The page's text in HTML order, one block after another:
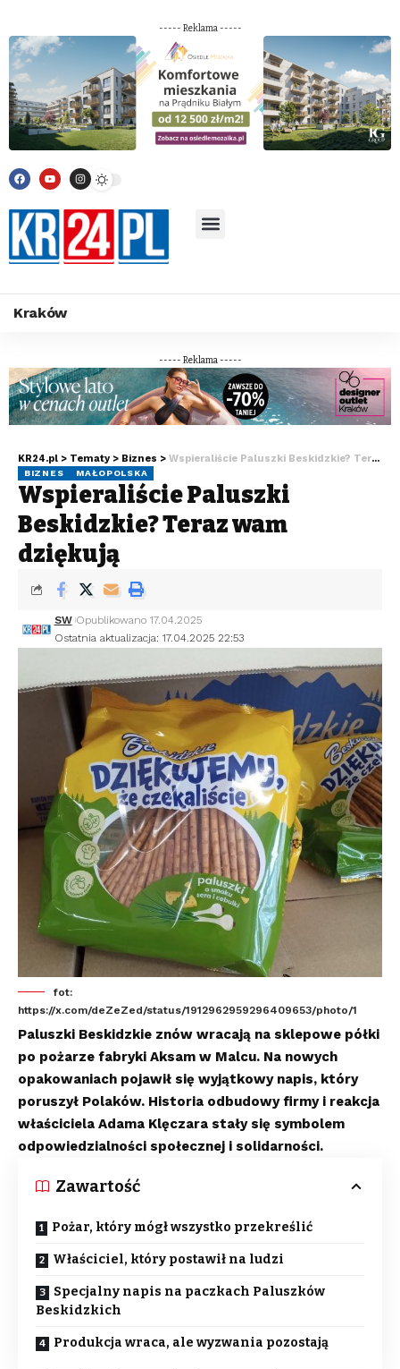
----- Reklama -----
Kraków
----- Reklama -----
KR24.pl > Tematy > Biznes > Wspieraliście Paluszki Beskidzkie? Teraz wam dziękują
BIZNES MAŁOPOLSKA
Wspieraliście Paluszki
Beskidzkie? Teraz wam
dziękują
Ostatnia aktualizacja: 17.04.2025 22:53
SW Opublikowano 17.04.2025
fot:
https://x.com/deZeZed/status/1912962959296409653/photo/1
Paluszki Beskidzkie znów wracają na sklepowe półki
po pożarze fabryki Aksam w Malcu. Na nowych
opakowaniach pojawił się wyjątkowy napis, który
poruszył Polaków. Historia odbudowy firmy i reakcja
właściciela Adama Klęczara stały się symbolem
odpowiedzialności społecznej i solidarności.
Zawartość
Pożar, który mógł wszystko przekreślić
Właściciel, który postawił na ludzi
Specjalny napis na paczkach Paluszków
Beskidzkich
Produkcja wraca, ale wyzwania pozostają